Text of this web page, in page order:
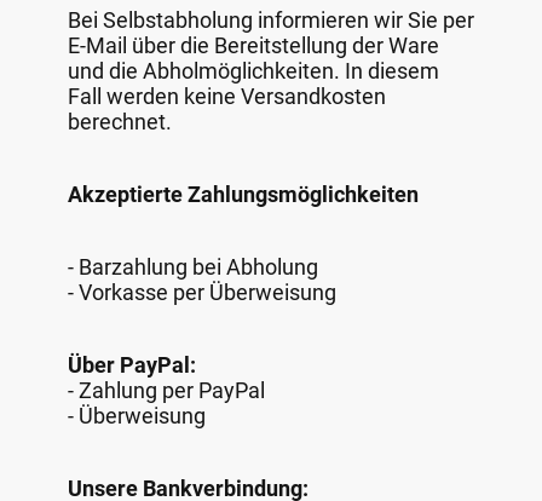
Bei Selbstabholung informieren wir Sie per
E-Mail über die Bereitstellung der Ware
und die Abholmöglichkeiten. In diesem
Fall werden keine Versandkosten
berechnet.
Akzeptierte Zahlungsmöglichkeiten
- Barzahlung bei Abholung
- Vorkasse per Überweisung
Über PayPal:
- Zahlung per PayPal
- Überweisung
Unsere Bankverbindung: